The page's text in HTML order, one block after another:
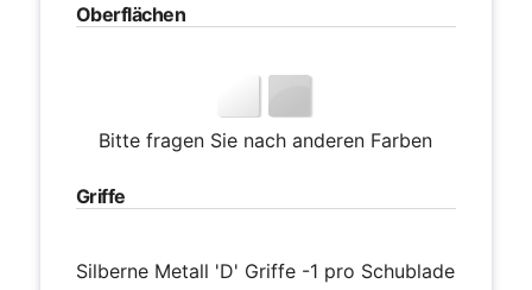
Oberflächen
Bitte fragen Sie nach anderen Farben
Griffe
Silberne Metall 'D' Griffe -1 pro Schublade